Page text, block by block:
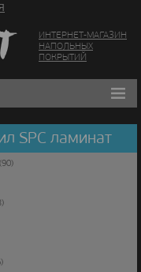
ИНТЕРНЕТ-МАГАЗИН
НАПОЛЬНЫХ
ПОКРЫТИЙ
SPC ламинат
(90)